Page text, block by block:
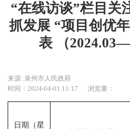
“在线访谈”栏目关
抓发展 “项目创优
表 （
来源 :泉州市人民政府
时间：2024-04-01 11:17
浏览量：
日期（星